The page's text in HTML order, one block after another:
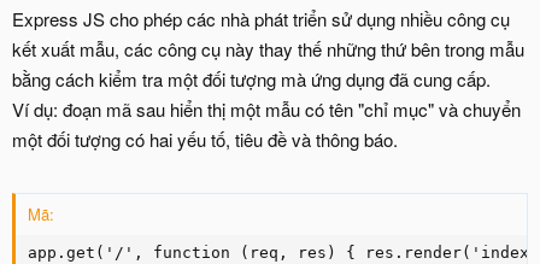
Express JS cho phép các nhà phát triển sử dụng nhiều công cụ
kết xuất mẫu, các công cụ này thay thế những thứ bên trong mẫu
bằng cách kiểm tra một đối tượng mà ứng dụng đã cung cấp.
Ví dụ: đoạn mã sau hiển thị một mẫu có tên "chỉ mục" và chuyển
một đối tượng có hai yếu tố, tiêu đề và thông báo.
Mã:
app.get('/', function (req, res) {